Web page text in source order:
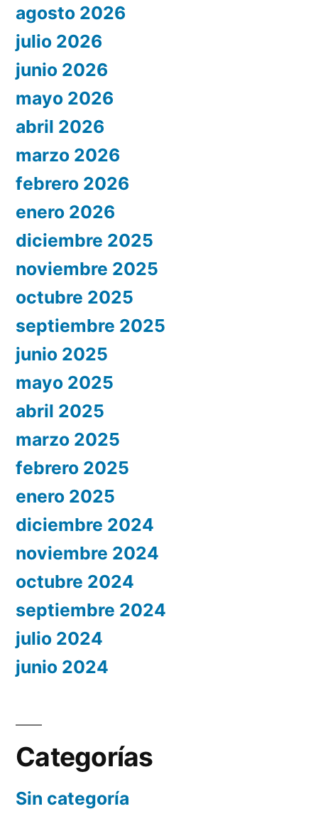
agosto 2026
julio 2026
junio 2026
mayo 2026
abril 2026
marzo 2026
febrero 2026
enero 2026
diciembre 2025
noviembre 2025
octubre 2025
septiembre 2025
junio 2025
mayo 2025
abril 2025
marzo 2025
febrero 2025
enero 2025
diciembre 2024
noviembre 2024
octubre 2024
septiembre 2024
julio 2024
junio 2024
Categorías
Sin categoría